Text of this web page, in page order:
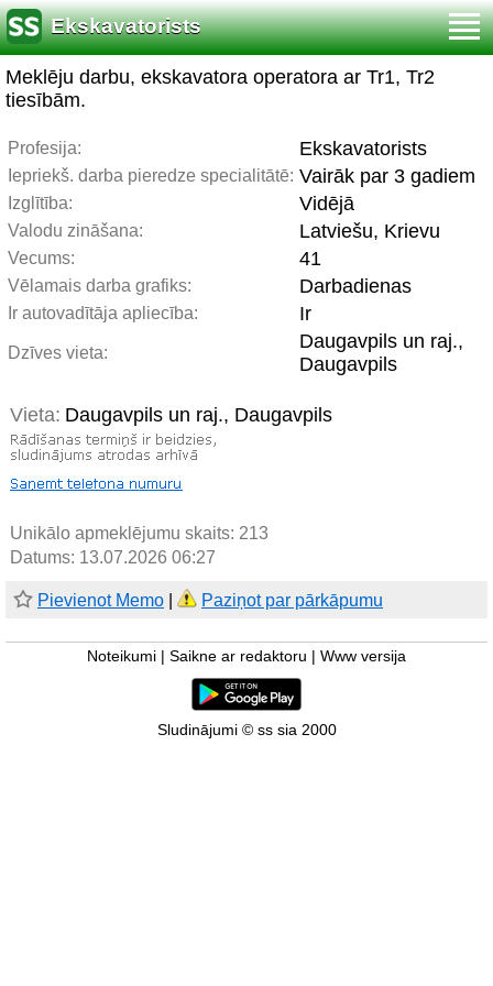
Ekskavatorists
Meklēju darbu, ekskavatora operatora ar Tr1, Tr2
tiesībām.
Profesija: Ekskavatorists
Iepriekš. darba pieredze specialitātē: Vairāk par 3 gadiem
Izglītība: Vidējā
Valodu zināšana: Latviešu, Krievu
Vecums: 41
Vēlamais darba grafiks: Darbadienas
Ir autovadītāja apliecība: Ir
Dzīves vieta:
Daugavpils un raj.,
Daugavpils
Vieta: Daugavpils un raj., Daugavpils
Unikālo apmeklējumu skaits: 213
Datums: 13.07.2026 06:27
Pievienot Memo Paziņot par pārkāpumu
Noteikumi Saikne ar redaktoru Www versija
Sludinājumi © ss sia 2000